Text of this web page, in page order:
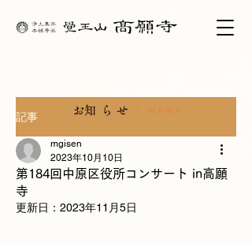
記事
第184回中原区役所コンサート in高願
寺
mgisen
2023年10月10日
更新日： 2023年11月5日
​お知らせ News